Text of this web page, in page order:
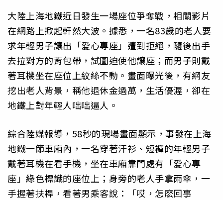
大陸上海地鐵近日發生一場座位爭奪戰，相關影片
在網路上掀起軒然大波。據悉，一名83歲的老人要
求年輕男子讓出「愛心專座」遭到拒絕，隨後出手
去拉對方的背包帶，試圖迫使他讓座；而男子則戴
著耳機坐在座位上紋絲不動。畫面曝光後，有網友
挖出老人背景，稱他退休金過萬，生活優渥，卻在
地鐵上對年輕人咄咄逼人。
綜合陸媒報導，58秒的現場畫面顯示，事發在上海
地鐵一節車廂內，一名穿著汗衫、短褲的年輕男子
戴著耳機在看手機，坐在車廂靠門處有「愛心專
座」綠色標識的座位上；身旁的老人手拿雨傘，一
手握著扶桿，看著男乘客說：「哎，怎麽回事